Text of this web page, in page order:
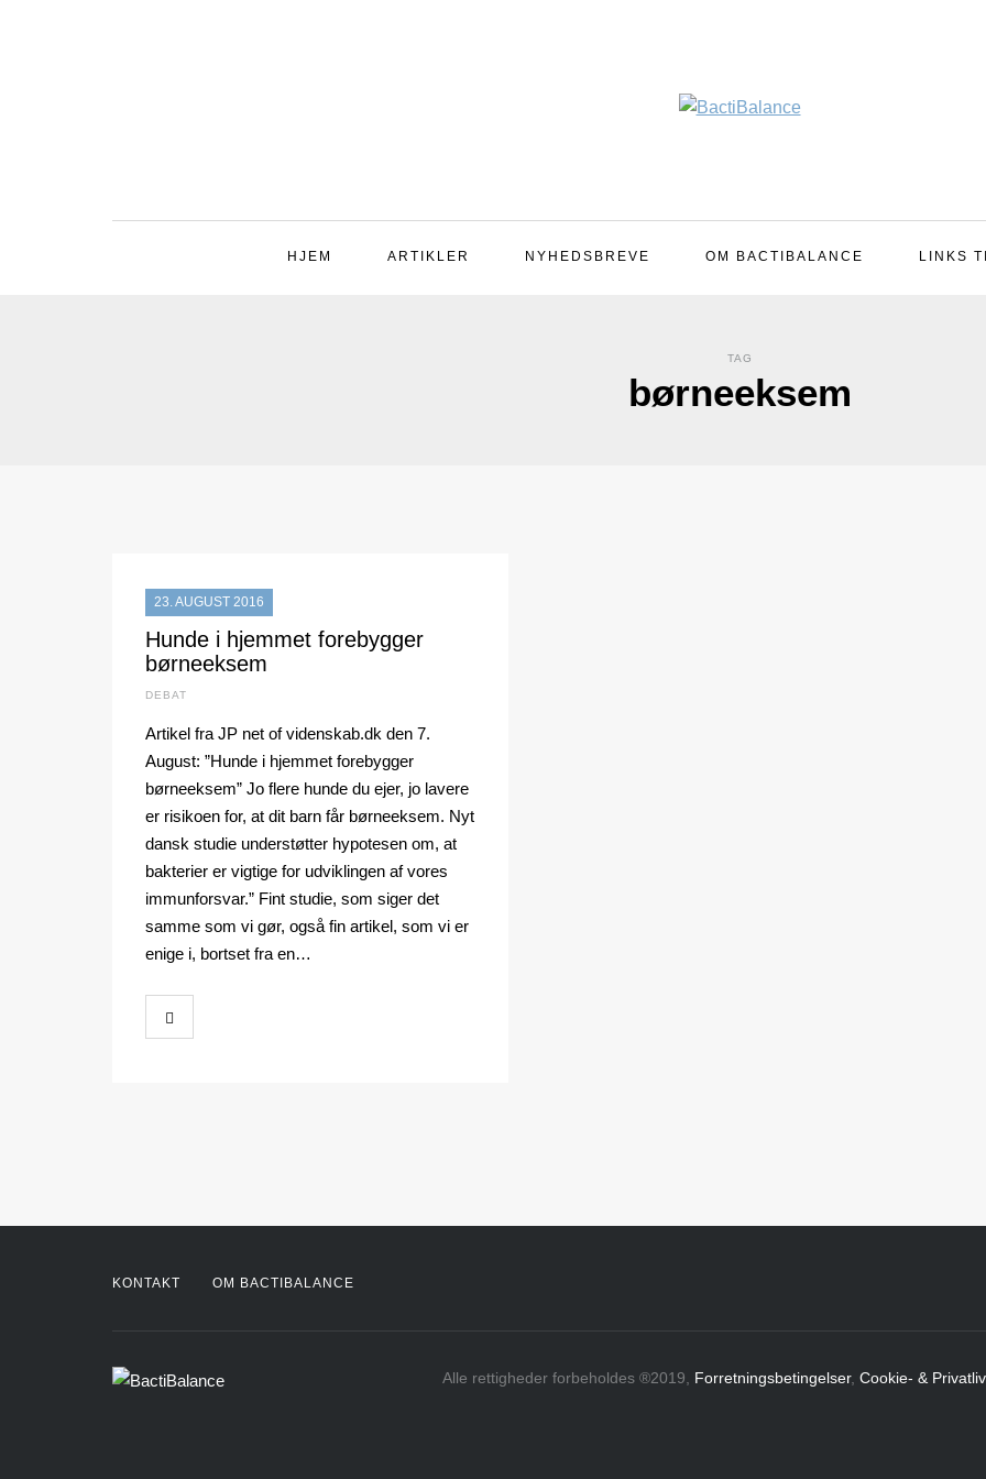
HJEM ARTIKLER NYHEDSBREVE OM BACTIBALANCE LINKS
TAG
børneeksem
23. AUGUST 2016
Hunde i hjemmet forebygger
børneeksem
DEBAT
Artikel fra JP net of videnskab.dk den 7.
August: ”Hunde i hjemmet forebygger
børneeksem” Jo flere hunde du ejer, jo lavere
er risikoen for, at dit barn får børneeksem. Nyt
dansk studie understøtter hypotesen om, at
bakterier er vigtige for udviklingen af vores
immunforsvar.” Fint studie, som siger det
samme som vi gør, også fin artikel, som vi er
enige i, bortset fra en…
KONTAKT OM BACTIBALANCE
Alle rettigheder forbeholdes ®2019, Forretningsbetingelser, Cookie- &